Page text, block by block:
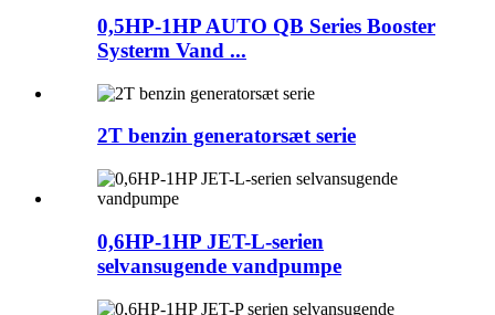
0,5HP-1HP AUTO QB Series Booster
Systerm Vand ...
2T benzin generatorsæt serie
0,6HP-1HP JET-L-serien
selvansugende vandpumpe